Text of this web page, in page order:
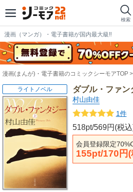
検索
漫画（マンガ）・電子書籍が国内最大級!!
漫画(まんが)・電子書籍のコミックシーモアTOP
ダブル・ファン
村山由佳
1件
518pt/569円(税
会員登録限定
155pt/170円(
ライトノベル